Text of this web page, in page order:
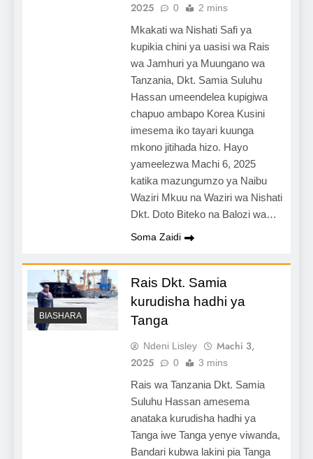
2025
0 2 mins
Mkakati wa Nishati Safi ya
kupikia chini ya uasisi wa Rais
wa Jamhuri ya Muungano wa
Tanzania, Dkt. Samia Suluhu
Hassan umeendelea kupigiwa
chapuo ambapo Korea Kusini
imesema iko tayari kuunga
mkono jitihada hizo. Hayo
yameelezwa Machi 6, 2025
katika mazungumzo ya Naibu
Waziri Mkuu na Waziri wa Nishati
Dkt. Doto Biteko na Balozi wa…
Soma Zaidi
BIASHARA
Rais Dkt. Samia
kurudisha hadhi ya
Tanga
Ndeni Lisley
Machi 3,
2025
0 3 mins
Rais wa Tanzania Dkt. Samia
Suluhu Hassan amesema
anataka kurudisha hadhi ya
Tanga iwe Tanga yenye viwanda,
Bandari kubwa lakini pia Tanga